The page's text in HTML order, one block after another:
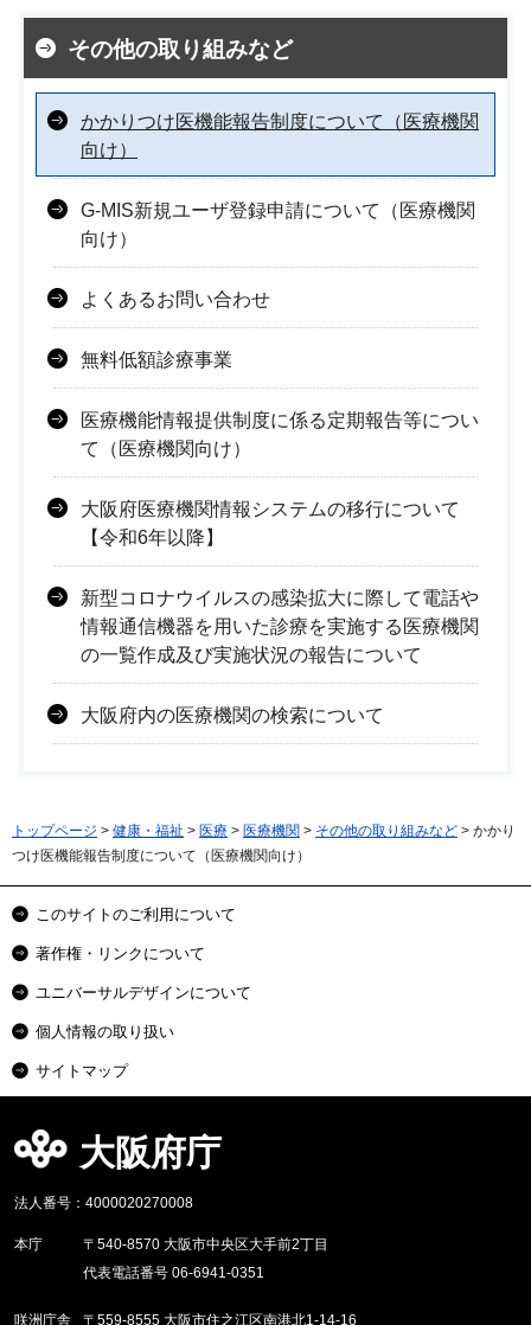
その他の取り組みなど
かかりつけ医機能報告制度について（医療機関
向け）
G-MIS新規ユーザ登録申請について（医療機関
向け）
よくあるお問い合わせ
無料低額診療事業
医療機能情報提供制度に係る定期報告等につい
て（医療機関向け）
大阪府医療機関情報システムの移行について
【令和6年以降】
新型コロナウイルスの感染拡大に際して電話や
情報通信機器を用いた診療を実施する医療機関
の一覧作成及び実施状況の報告について
大阪府内の医療機関の検索について
トップページ > 健康・福祉 > 医療 > 医療機関 > その他の取り組みなど > かかり
つけ医機能報告制度について（医療機関向け）
このサイトのご利用について
著作権・リンクについて
ユニバーサルデザインについて
個人情報の取り扱い
サイトマップ
大阪府庁
法人番号：4000020270008
本庁
〒540-8570 大阪市中央区大手前2丁目
代表電話番号 06-6941-0351
咲洲庁舎 〒559-8555 大阪市住之江区南港北1-14-16